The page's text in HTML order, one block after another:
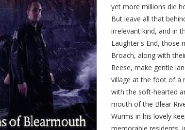
yet more millions die
But leave all that
irrelevant kind, and in
Laughter's End, those
Broach, along with
Reese, make gentle
village at the foot of a
with the soft-hearted
mouth of the Blear
Wurms in his lovely